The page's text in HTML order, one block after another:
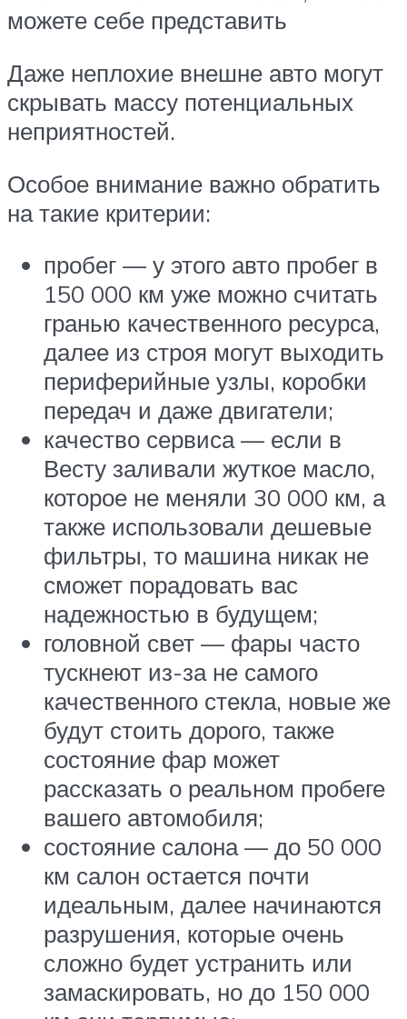
можете себе представить
Даже неплохие внешне авто могут
скрывать массу потенциальных
неприятностей.
Особое внимание важно обратить
на такие критерии:
пробег — у этого авто пробег в
150 000 км уже можно считать
гранью качественного ресурса,
далее из строя могут выходить
периферийные узлы, коробки
передач и даже двигатели;
качество сервиса — если в
Весту заливали жуткое масло,
которое не меняли 30 000 км, а
также использовали дешевые
фильтры, то машина никак не
сможет порадовать вас
надежностью в будущем;
головной свет — фары часто
тускнеют из-за не самого
качественного стекла, новые же
будут стоить дорого, также
состояние фар может
рассказать о реальном пробеге
вашего автомобиля;
состояние салона — до 50 000
км салон остается почти
идеальным, далее начинаются
разрушения, которые очень
сложно будет устранить или
замаскировать, но до 150 000